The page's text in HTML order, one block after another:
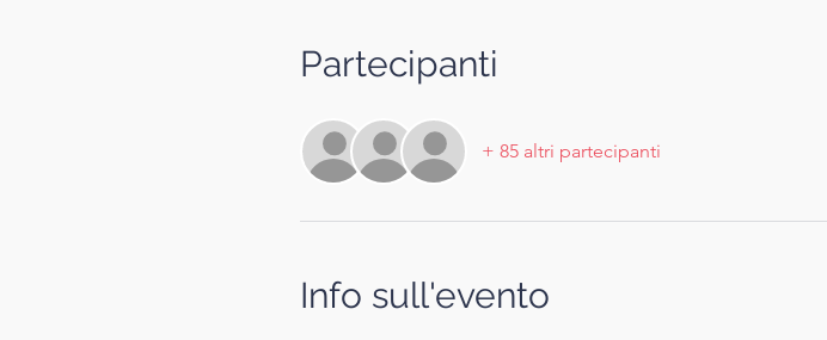
Partecipanti
+ 85 altri partecipanti
Info sull'evento